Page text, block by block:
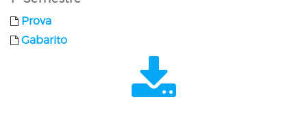
Prova
Gabarito